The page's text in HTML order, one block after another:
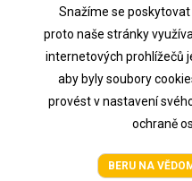
Snažíme se poskytovat
proto naše stránky
internetových prohlížečů
aby byly soubory
provést v nastavení
ochraně
BERU NA
DS-
Bezkontaktní